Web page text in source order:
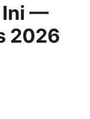
Ini —
2026